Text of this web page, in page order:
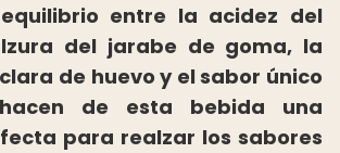
entre la acidez del
del jarabe de goma, la
de huevo y el sabor único
de esta bebida una
para realzar los sabores